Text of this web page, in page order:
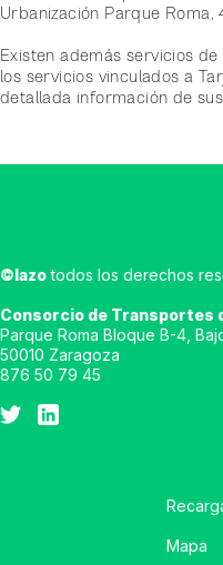
Urbanización Parque Roma,
Existen además servicios
los servicios vinculados a
detallada información de
©lazotodos los derechos
Consorcio de Transportes
Parque Roma Bloque B-4,
50010 Zaragoza
876 50 79 45
Mapa